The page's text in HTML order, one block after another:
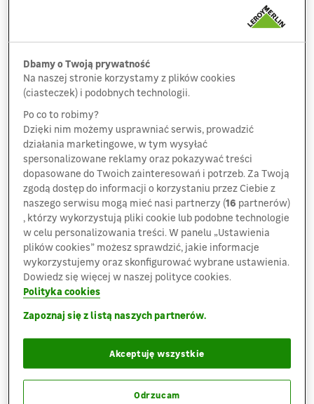
Przed nami oczywiście wiele pracy, zwłaszcza
w obszarze klimatycznym, ale działamy. W naszej
ekipie mamy energię do pozytywnych zmian –
zielone logo zobowiązuje!
Kordulewski, dyrektor generalny Leroy Merlin
Polska.
Z kolei Jacek Hutyra, dyrektor ds. zrównoważonego
rozwoju / ESG, tak wypowiada się na temat
opublikowanego dokumentu:
–Wybraliśmy kluczowe obszary naszego wpływu
środowiskowo-społecznego na najbliższe lata: te,
gdzie musimy działać najszybciej lub mamy
najlepsze atuty. Priorytety środowiskowe to:
zdecydowana redukcja emisji gazów
cieplarnianych; rozwój oferty łączącej dla klientów
i klientek oszczędność z mniejszym wpływem
środowiskowym; ekonomia cyrkularna. W obszarze
społecznym – obok bycia najlepszym pracodawcą
lokalnych wokół naszych sklepów – chcemy
rozwijać nasz atut: Fundację Leroy Merlin.
Priorytety ESG Leroy Merlin Polska
Dbamy o Twoją prywatność
Na naszej stronie korzystamy z plików cookies
(ciasteczek) i podobnych technologii.
Po co to robimy?
Dzięki nim możemy usprawniać serwis, prowadzić
działania marketingowe, w tym wysyłać
spersonalizowane reklamy oraz pokazywać treści
dopasowane do Twoich zainteresowań i potrzeb. Za Twoją
zgodą dostęp do informacji o korzystaniu przez Ciebie z
naszego serwisu mogą mieć nasi partnerzy (16 partnerów)
, którzy wykorzystują pliki cookie lub podobne technologie
w celu personalizowania treści. W panelu „Ustawienia
plików cookies” możesz sprawdzić, jakie informacje
wykorzystujemy oraz skonfigurować wybrane ustawienia.
Dowiedz się więcej w naszej polityce cookies.
Polityka cookies
Zapoznaj się z listą naszych partnerów.
Odrzucam
Akceptuję wszystkie